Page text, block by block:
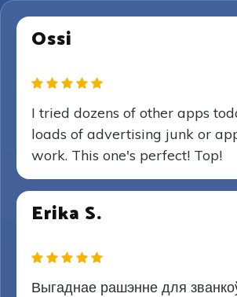
Ossi
I tried dozens of other apps
loads of advertising junk or
work. This one's perfect! Top!
Erika S.
Выгаднае рашэнне для